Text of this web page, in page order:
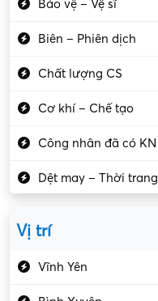
Bảo vệ – Vệ sĩ
Biên – Phiên dịch
Chất lượng CS
Cơ khí – Chế tạo
Công nhân đã có KN
Dệt may – Thời trang
Vị trí
Vĩnh Yên